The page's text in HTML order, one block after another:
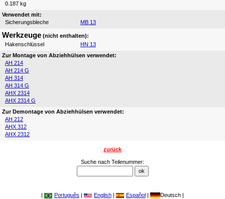
0.187 kg
Verwendet mit:
Sicherungsbleche
MB 13
Werkzeuge (nicht enthalten):
Hakenschlüssel
HN 13
Zur Montage von Abziehhülsen verwendet:
AH 214
AH 214 G
AH 314
AH 314 G
AHX 2314
AHX 2314 G
Zur Demontage von Abziehhülsen verwendet:
AH 212
AHX 312
AHX 2312
zurück
Suche nach Teilenummer:
| Português | English | Español | Deutsch |